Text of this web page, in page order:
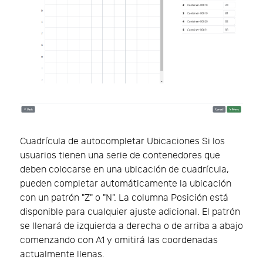
Cuadrícula de autocompletar Ubicaciones Si los
usuarios tienen una serie de contenedores que
deben colocarse en una ubicación de cuadrícula,
pueden completar automáticamente la ubicación
con un patrón "Z" o "N". La columna Posición está
disponible para cualquier ajuste adicional. El patrón
se llenará de izquierda a derecha o de arriba a abajo
comenzando con A1 y omitirá las coordenadas
actualmente llenas.